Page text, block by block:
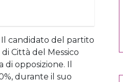
Il candidato del partito
Città del Messico
opposizione. Il
durante il suo